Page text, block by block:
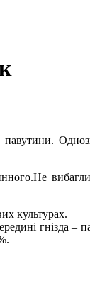
павутини.
культурах.
гнізда –